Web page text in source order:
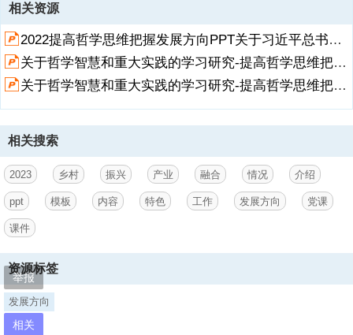
相关
举报
1、,rural revitalization and industrial integration rural revitalization
and industrial integration rural revitalization,宣讲人：中天文库 时间：
2023.10,乡村振兴,特色产业发展,乡村振兴产业融合情况介绍特色工作
发展方向,目录,rural revitalization and industrial integration rural
revitalization and industrial integration rural revitalization,党的十九大
作出中国
2、特色社会主义进入新时代的科学论断，提出实施乡村振兴战略的重
深入贯彻习近平新时代中国特色社会主义思想和党的十九大精神，在认
真总结农业农村发展历史性成就和历史性变革的基础上，准确研判经济
社会发展趋势和乡村演变发展态势，切实抓住历史机遇，增强责任感、
使命感、紧迫感，把乡村振兴战略实施好。,2XXX年1月至 2XXX年5月
第二阶段发展任务,2XXX年1月至 2XXX年5月第一阶段发展任务,2XXX
务,2XXX年1月至 2XXX年5月第三阶段发展任务,要加强规划引领，因
3、地制宜制定乡村建设和产业发展规划，以点带线扩面推动美丽乡村
建设。要树立“精品”意识环境。,第一个发展目标,要加强规划引领，因地
制宜制定乡村建设和产业发展规划，以点带线扩面推动美丽乡村建设。
展开阅读全文
相关资源
2022提高哲学思维把握发展方向PPT关于习近平总书记的哲学智慧和重大实践的学习研究专题党课（带完整内容）.pptx
关于哲学智慧和重大实践的学习研究-提高哲学思维把握发展方向PPT党课课件【含内容】.pptx
关于哲学智慧和重大实践的学习研究-提高哲学思维把握发展方向PPT课件【含内容】.ppt
相关搜索
2023 乡村 振兴 产业 融合 情况 介绍
ppt 模板 内容 特色 工作 发展方向 党课
课件
资源标签
发展方向